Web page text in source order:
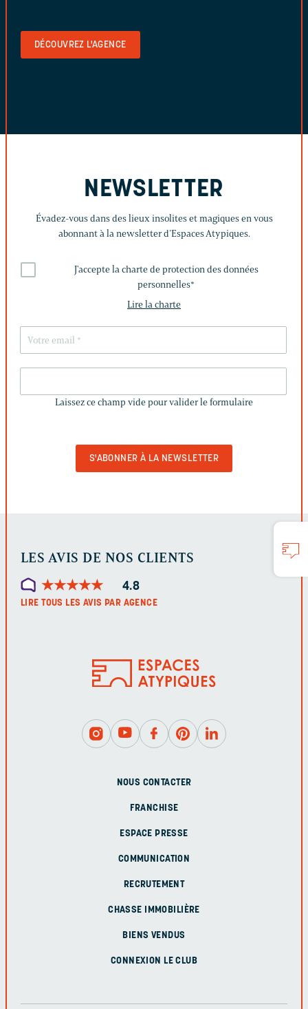
DÉCOUVREZ L'AGENCE
NEWSLETTER
Évadez-vous dans des lieux insolites et magiques en vous
abonnant à la newsletter d’Espaces Atypiques.
J'accepte la charte de protection des données
personnelles*
Lire la charte
CHAMP
Laissez ce champ vide pour valider le formulaire
LES AVIS DE NOS CLIENTS
★★★★★
★★★★★ 4.8
LIRE TOUS LES AVIS PAR AGENCE
NOUS CONTACTER
FRANCHISE
ESPACE PRESSE
COMMUNICATION
RECRUTEMENT
CHASSE IMMOBILIÈRE
BIENS VENDUS
CONNEXION LE CLUB